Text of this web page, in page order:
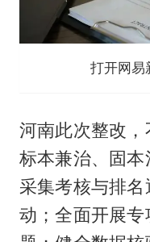
打开网易
河南此次整改
标本兼治、固
采集考核与排
动；全面开展